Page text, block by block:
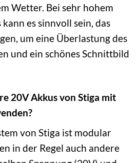
Wetter. Bei sehr hohem
es sinnvoll sein, das
um eine Überlastung des
und ein schönes Schnittbild
20V Akkus von Stiga mit
von Stiga ist modular
in der Regel auch andere